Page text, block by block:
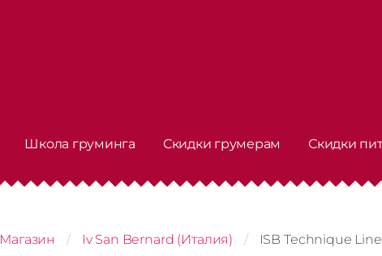
Школа груминга Скидки грумерам Скидки
Магазин Iv San Bernard (Италия) ISB Technique Line